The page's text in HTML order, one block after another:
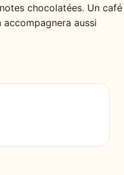
chocolatées. Un café
aussi